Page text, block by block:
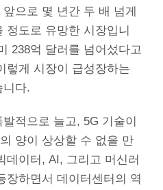
으로 몇 년간 두 배 넘게
정도로 유망한 시장입니
238억 달러를 넘어섰다고
렇게 시장이 급성장하는
니다.
적으로 늘고, 5G 기술이
양이 상상할 수 없을 만
데이터, AI, 그리고 머신러
장하면서 데이터센터의 역